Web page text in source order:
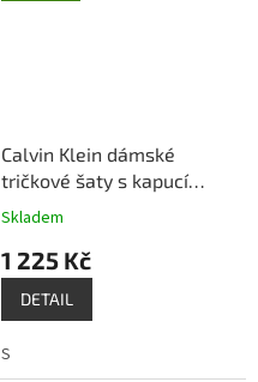
Calvin Klein dámské
tričkové šaty s kapucí
zelené
Skladem
1 225 Kč
DETAIL
S